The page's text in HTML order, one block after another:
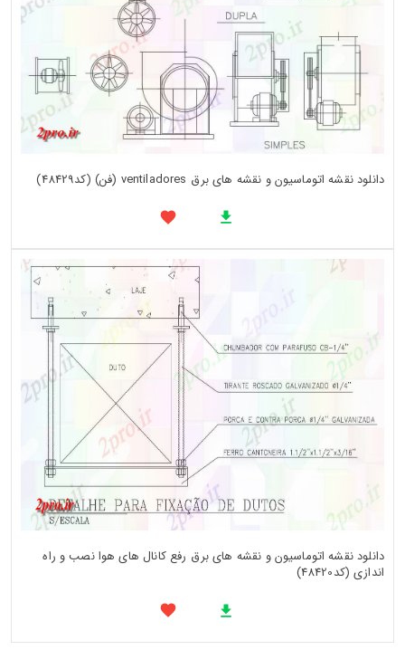
دانلود نقشه اتوماسیون و نقشه های برق ventiladores (فن) (کد48429)
دانلود نقشه اتوماسیون و نقشه های برق رفع کانال های هوا نصب و راه
اندازی (کد48420)